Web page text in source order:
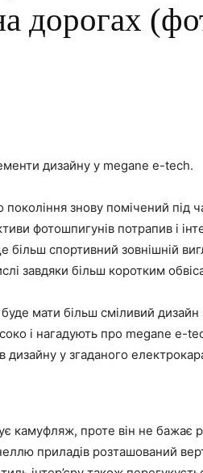
дорогах
дизайну у megane e-tech.
знову помічений під
фотошпигунів потрапив і
спортивний зовнішній
завдяки більш коротким
мати більш сміливий дизайн
і нагадують про megane e-
дизайну у згаданого
камуфляж, проте він не бажає
приладів розташований